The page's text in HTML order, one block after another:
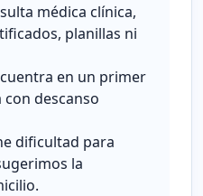
médica clínica,
planillas ni
en un primer
descanso
dificultad para
la